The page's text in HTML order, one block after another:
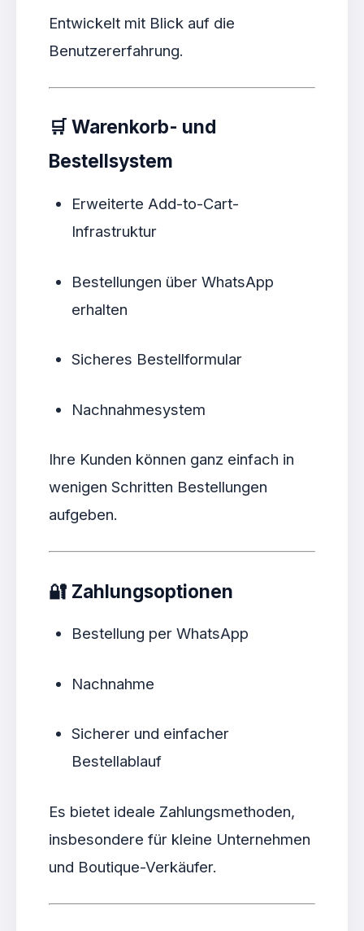
Entwickelt mit Blick auf die
Benutzererfahrung.
🛒 Warenkorb- und
Bestellsystem
Erweiterte Add-to-Cart-
Infrastruktur
Bestellungen über WhatsApp
erhalten
Sicheres Bestellformular
Nachnahmesystem
Ihre Kunden können ganz einfach in
wenigen Schritten Bestellungen
aufgeben.
🔐 Zahlungsoptionen
Bestellung per WhatsApp
Nachnahme
Sicherer und einfacher
Bestellablauf
Es bietet ideale Zahlungsmethoden,
insbesondere für kleine Unternehmen
und Boutique-Verkäufer.